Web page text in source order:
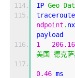
IP Geo
ndpoint .
payload
1
美国
德克萨
0.46 ms